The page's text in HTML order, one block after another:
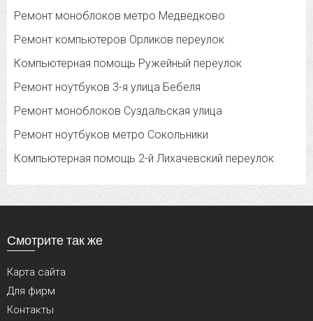
Ремонт моноблоков метро Медведково
Ремонт компьютеров Орликов переулок
Компьютерная помощь Ружейный переулок
Ремонт ноутбуков 3-я улица Бебеля
Ремонт моноблоков Суздальская улица
Ремонт ноутбуков метро Сокольники
Компьютерная помощь 2-й Лихачевский переулок
Смотрите так же
Карта сайта
Для фирм
Контакты